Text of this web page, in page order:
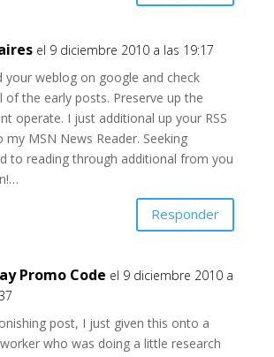
el 9 diciembre 2010 a las 19:17
your weblog on google and check
of the early posts. Preserve up the
operate. I just additional up your RSS
my MSN News Reader. Seeking
to reading through additional from you
Responder
Promo Code el 9 diciembre 2010 a
post, I just given this onto a
who was doing a little research